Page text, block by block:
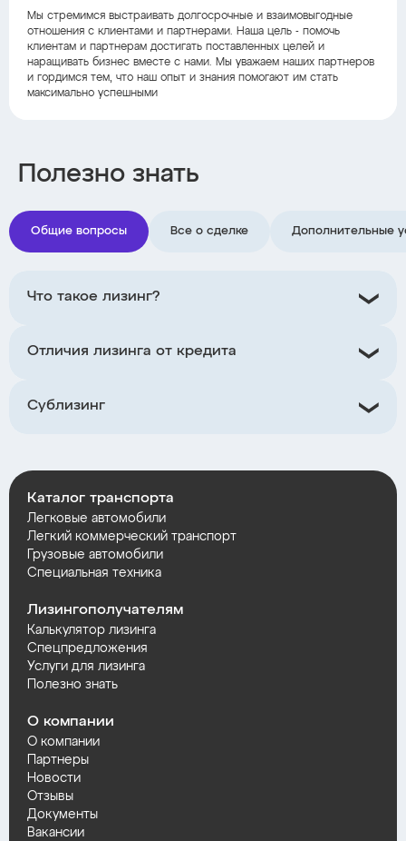
Мы стремимся выстраивать долгосрочные и взаимовыгодные
отношения с клиентами и партнерами. Наша цель - помочь
клиентам и партнерам достигать поставленных целей и
наращивать бизнес вместе с нами. Мы уважаем наших партнеров
и гордимся тем, что наш опыт и знания помогают им стать
максимально успешными
Полезно знать
Общие вопросы Все о сделке Дополнительные
Что такое лизинг?
Отличия лизинга от кредита
Сублизинг
Каталог транспорта
Легковые автомобили
Легкий коммерческий транспорт
Грузовые автомобили
Специальная техника
Лизингополучателям
Калькулятор лизинга
Спецпредложения
Услуги для лизинга
Полезно знать
О компании
О компании
Партнеры
Новости
Отзывы
Документы
Вакансии